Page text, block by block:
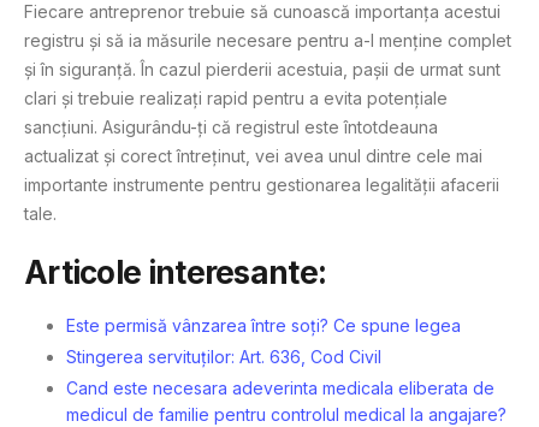
Fiecare antreprenor trebuie să cunoască importanța acestui
registru și să ia măsurile necesare pentru a-l menține complet
și în siguranță. În cazul pierderii acestuia, pașii de urmat sunt
clari și trebuie realizați rapid pentru a evita potențiale
sancțiuni. Asigurându-ți că registrul este întotdeauna
actualizat și corect întreținut, vei avea unul dintre cele mai
importante instrumente pentru gestionarea legalității afacerii
tale.
Articole interesante:
Este permisă vânzarea între soți? Ce spune legea
Stingerea servituților: Art. 636, Cod Civil
Cand este necesara adeverinta medicala eliberata de
medicul de familie pentru controlul medical la angajare?